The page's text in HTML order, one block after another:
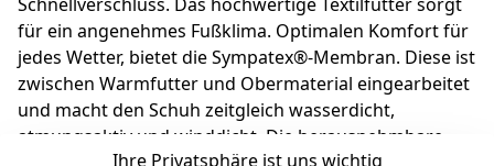
für ein angenehmes Fußklima. Optimalen Komfort für
jedes Wetter, bietet die Sympatex®-Membran. Diese ist
zwischen Warmfutter und Obermaterial eingearbeitet
und macht den Schuh zeitgleich wasserdicht,
atmungsaktiv und winddicht. Die herausnehmbare
Ihre Privatsphäre ist uns wichtig